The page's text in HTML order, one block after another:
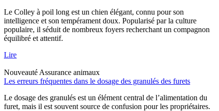
Le Colley à poil long est un chien élégant, connu pour son
intelligence et son tempérament doux. Popularisé par la culture
populaire, il séduit de nombreux foyers recherchant un compagnon
équilibré et attentif.
Lire
Nouveauté Assurance animaux
Les erreurs fréquentes dans le dosage des granulés des furets
Le dosage des granulés est un élément central de l’alimentation du
furet, mais il est souvent source de confusion pour les propriétaires.